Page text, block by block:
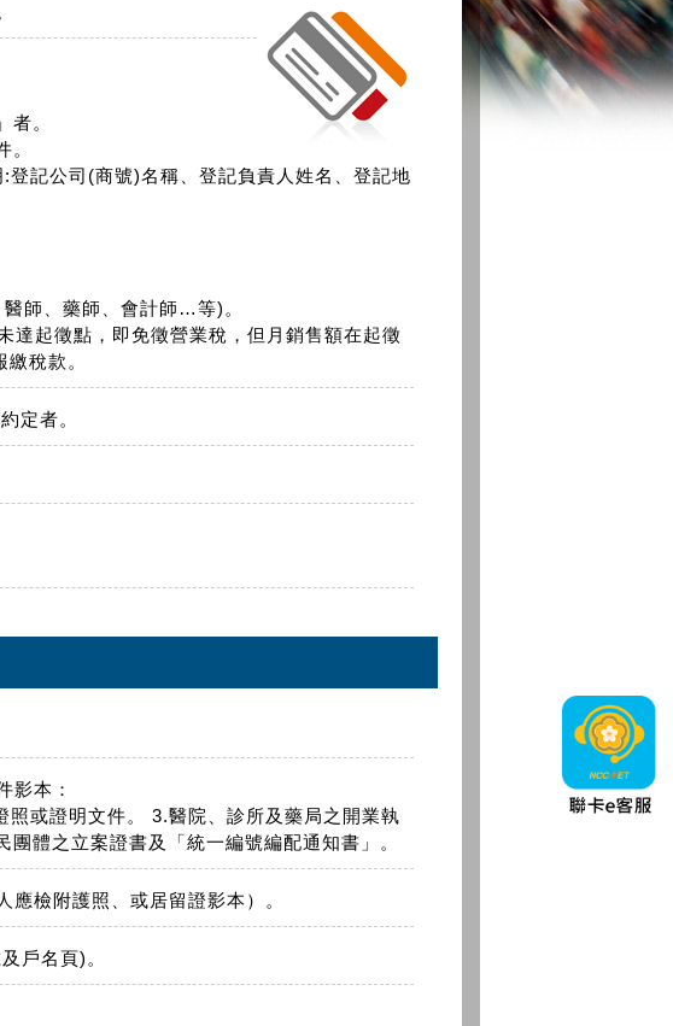
。
。
記公司(商號)名稱、登記負責人姓名、登記地
師、藥師、會計師…等)。
起徵點，即免徵營業稅，但月銷售額在起徵
稅款。
定者。
影本：
照或證明文件。 3.醫院、診所及藥局之開業執
體之立案證書及「統一編號編配通知書」。
檢附護照、或居留證影本）。
戶名頁)。